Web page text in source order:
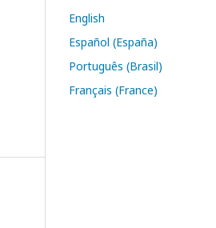
English
Español (España)
Português (Brasil)
Français (France)